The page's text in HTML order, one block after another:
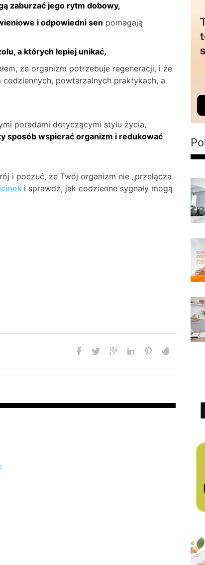
zaburzać jego rytm dobowy,
i odpowiedni sen pomagają
a których lepiej unikać,
że organizm potrzebuje regeneracji, i że
powtarzalnych praktykach, a
poradami dotyczącymi stylu życia,
sposób wspierać organizm i redukować
i poczuć, że Twój organizm nie „przełącza
i sprawdź, jak codzienne sygnały mogą